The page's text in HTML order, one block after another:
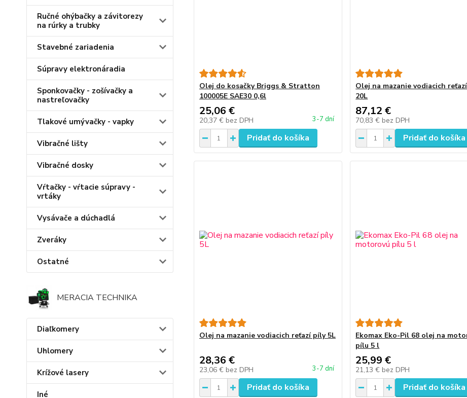
Ručné ohýbačky a závitorezy
na rúrky a trubky
Stavebné zariadenia
Súpravy elektronáradia
Sponkovačky - zošívačky a
nastreľovačky
Tlakové umývačky - vapky
Vibračné lišty
Vibračné dosky
Vŕtačky - vŕtacie súpravy -
vrtáky
Vysávače a dúchadlá
Zveráky
Ostatné
MERACIA TECHNIKA
Diaľkomery
Uhlomery
Krížové lasery
Iné
Olej do kosačky Briggs & Stratton
100005E SAE30 0,6l
25,06 €
20,37 € bez DPH 3-7 dní
Pridať do košíka
Olej na mazanie vodiacich
20L
87,12 €
70,83 € bez DPH
Pridať do košíka
Olej na mazanie vodiacich reťazí píly 5L
28,36 €
23,06 € bez DPH 3-7 dní
Pridať do košíka
Ekomax Eko-Pil 68 olej na
pílu 5 l
25,99 €
21,13 € bez DPH
Pridať do košíka